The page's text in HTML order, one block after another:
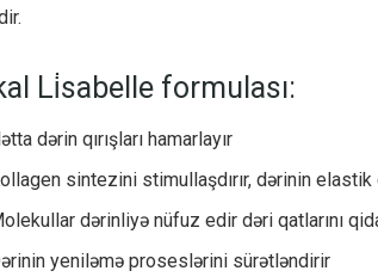
Li̇sabelle formulası:
dərin qırışları hamarlayır
sintezini stimullaşdırır, dərinin
dərinliyə nüfuz edir dəri qatlarını
yeniləmə proseslərini sürətləndirir